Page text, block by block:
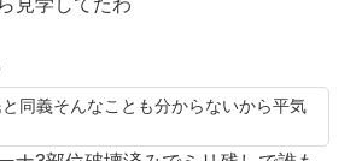
同義そんなことも分からないから平気